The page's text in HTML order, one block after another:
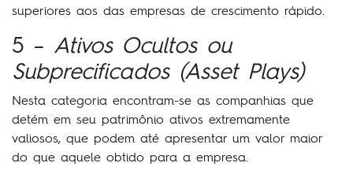
superiores aos das empresas de crescimento rápido.
5 – Ativos Ocultos ou
Subprecificados (Asset Plays)
Nesta categoria encontram-se as companhias que
detém em seu patrimônio ativos extremamente
valiosos, que podem até apresentar um valor maior
do que aquele obtido para a empresa.